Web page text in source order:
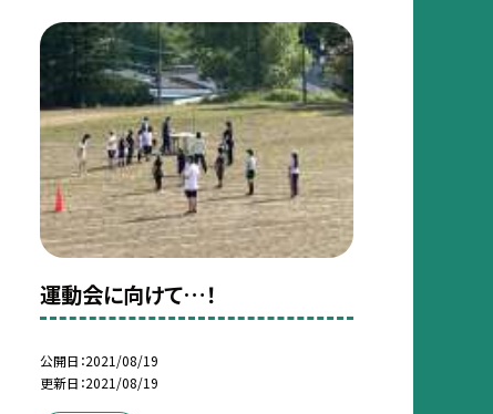
運動会に向けて…！
公開日 2021/08/19
更新日 2021/08/19